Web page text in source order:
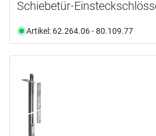
Schiebetür-
Artikel: 62.264.06 - 80.109.77